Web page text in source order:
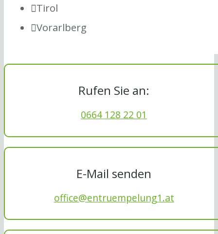
Tirol
Vorarlberg
Rufen Sie an:
0664 128 22 01
E-Mail senden
office@entruempelung1.at